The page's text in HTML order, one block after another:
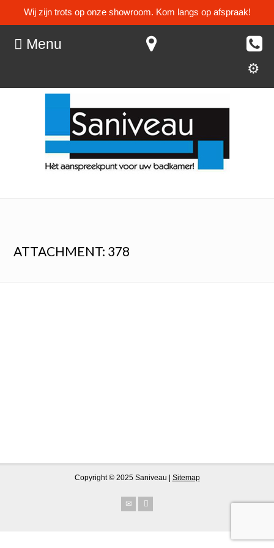
Wij zijn trots op onze showroom. Kom langs op afspraak!
Menu
ATTACHMENT: 378
Copyright © 2025 Saniveau | Sitemap